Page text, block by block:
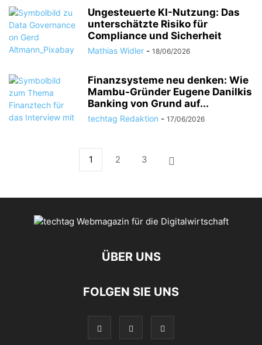
Ungesteuerte KI-Nutzung: Das
unterschätzte Risiko für
Compliance und Sicherheit
Mathias Widler - 18/06/2026
Finanzsysteme neu denken: Wie
Mambu-Gründer Eugene Danilkis
Banking von Grund auf...
techtag Redaktion - 17/06/2026
1 2 3
ÜBER UNS
FOLGEN SIE UNS